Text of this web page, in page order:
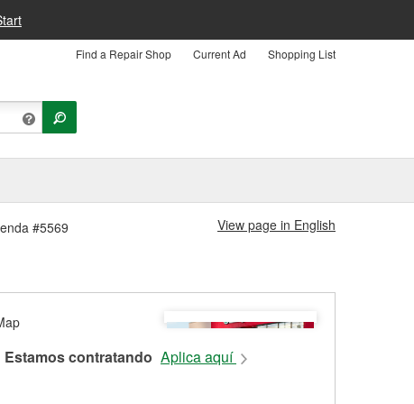
Find a Repair Shop Current Ad Shopping List
#5569 View page in English
Estamos contratando Aplica aquí